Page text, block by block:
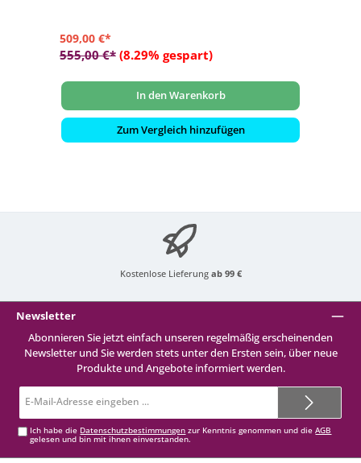
509,00 €*
555,00 €* (8.29% gespart)
In den Warenkorb
Zum Vergleich hinzufügen
Kostenlose Lieferung ab 99 €
Newsletter
Abonnieren Sie jetzt einfach unseren regelmäßig erscheinenden
Newsletter und Sie werden stets unter den Ersten sein, über neue
Produkte und Angebote informiert werden.
Mail-
Ich habe die Datenschutzbestimmungen zur Kenntnis genommen und dieAGB
gelesen und bin mit ihnen einverstanden.